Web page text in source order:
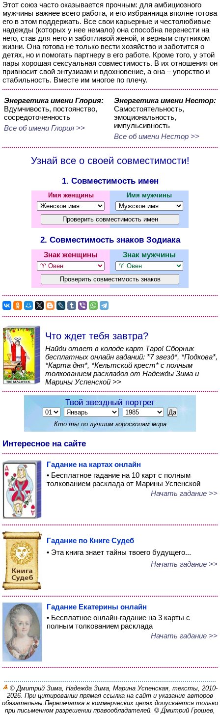
Этот союз часто оказывается прочным: для амбициозного
мужчины важнее всего работа, и его избранница вполне готова
его в этом поддержать. Все свои карьерные и честолюбивые
надежды (которых у нее немало) она способна перенести на
него, став для него и заботливой женой, и верным спутником
жизни. Она готова не только вести хозяйство и заботится о
детях, но и помогать партнеру в его работе. Кроме того, у этой
пары хорошая сексуальная совместимость. В их отношения он
привносит свой энтузиазм и вдохновение, а она – упорство и
стабильность. Вместе им многое по плечу.
Энергетика имени Глория:
Вдумчивость, постоянство,
сосредоточенность
Все об имени Глория >>
Энергетика имени Нестор:
Самостоятельность,
эмоциональность,
импульсивность
Все об имени Нестор >>
Узнай все о своей совместимости!
1. Совместимость имен
Имя женщины Имя мужчины
2. Совместимость знаков Зодиака
Знак женщины Знак мужчины
Что ждет тебя завтра?
Найди ответ в колоде карт Таро! Сборник
бесплатных онлайн гаданий: *7 звезд*, *Подкова*,
*Карта дня*, *Кельтский крест* с полным
толкованием раскладов от Надежды Зима и
Марины Успенской >>
Твой звездный портрет
Кто ты по лучшим гороскопам мира
Интересное на сайте
Гадание на картах онлайн
• Бесплатное гадание на 10 карт с полным
толкованием расклада от Марины Успенской
Начать гадание >>
Гадание по Книге Судеб
• Эта книга знает тайны твоего будущего...
Начать гадание >>
Гадание Екатерины онлайн
• Бесплатное онлайн-гадание на 3 карты с
полным толкованием расклада
Начать гадание >>
© Дмитрий Зима, Надежда Зима, Марина Успенская, тексты, 2010-
2026. При цитировании прямая ссылка на сайт и указание авторов
обязательны.Перепечатка в коммерческих целях допускается только
при письменном разрешении правообладателей. © Дмитрий Грошев,